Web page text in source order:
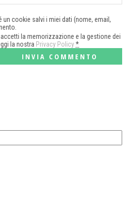
cookie salvi i miei dati (nome, email,
la memorizzazione e la gestione dei
la nostra Privacy Policy*